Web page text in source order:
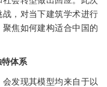
，对当下建筑学术进行
焦如何建构适合中国的
体系
发现其模型均来自于以